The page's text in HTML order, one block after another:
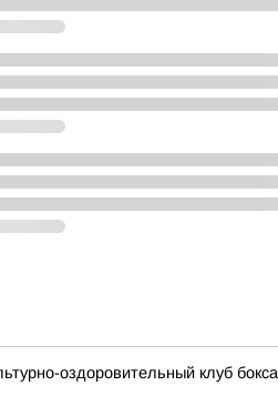
оздоровительный клуб